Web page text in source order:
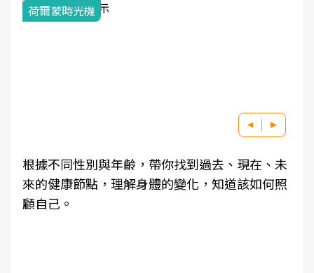
荷爾蒙時光機
根據不同性別與年齡，帶你找到過去、現在、未
來的健康節點，理解身體的變化，知道該如何照
顧自己。